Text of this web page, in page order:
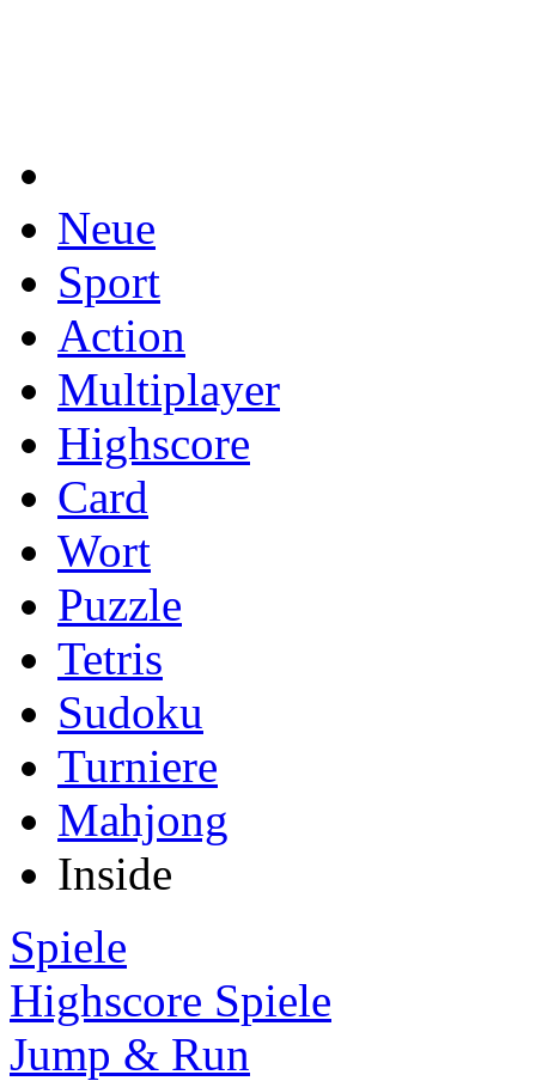
Neue
Sport
Action
Multiplayer
Highscore
Card
Wort
Puzzle
Tetris
Sudoku
Turniere
Mahjong
Inside
Spiele
Highscore Spiele
Jump & Run